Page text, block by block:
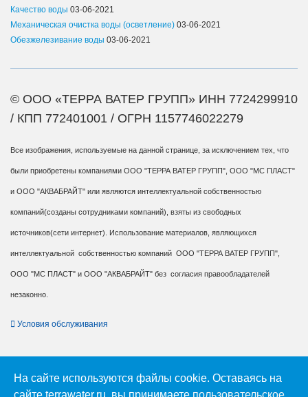
Качество воды 03-06-2021
Механическая очистка воды (осветление) 03-06-2021
Обезжелезивание воды 03-06-2021
© ООО «ТЕРРА ВАТЕР ГРУПП» ИНН 7724299910
/ КПП 772401001 / ОГРН 1157746022279
Все изображения, используемые на данной странице, за исключением тех, что
были приобретены компаниями ООО "ТЕРРА ВАТЕР ГРУПП", ООО "МС ПЛАСТ"
и ООО "АКВАБРАЙТ" или являются интеллектуальной собственностью
компаний(созданы сотрудниками компаний), взяты из свободных
источников(сети интернет). Использование материалов, являющихся
интеллектуальной собственностью компаний ООО "ТЕРРА ВАТЕР ГРУПП",
ООО "МС ПЛАСТ" и ООО "АКВАБРАЙТ" без согласия правообладателей
незаконно.
Условия обслуживания
На сайте используются файлы cookie. Оставаясь на
сайте terrawater.ru, вы принимаете пользовательское